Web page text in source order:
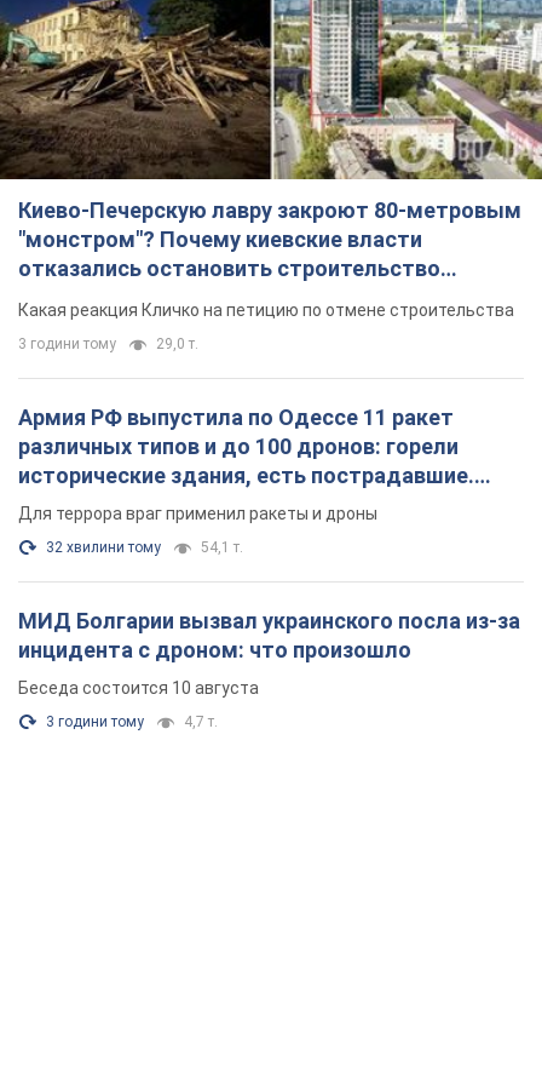
Киево-Печерскую лавру закроют 80-метровым
"монстром"? Почему киевские власти
отказались остановить строительство
небоскреба "московского верующего"
Какая реакция Кличко на петицию по отмене строительства
3 години тому 29,0 т.
Армия РФ выпустила по Одессе 11 ракет
различных типов и до 100 дронов: горели
исторические здания, есть пострадавшие.
Фото и видео
Для террора враг применил ракеты и дроны
32 хвилини тому 54,1 т.
МИД Болгарии вызвал украинского посла из-за
инцидента с дроном: что произошло
Беседа состоится 10 августа
3 години тому 4,7 т.